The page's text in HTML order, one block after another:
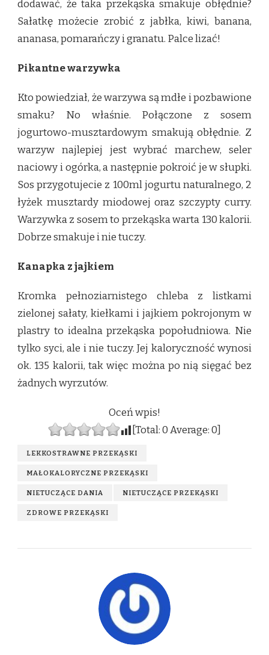
dodawać, że taka przekąska smakuje obłędnie?
Sałatkę możecie zrobić z jabłka, kiwi, banana,
ananasa, pomarańczy i granatu. Palce lizać!
Pikantne warzywka
Kto powiedział, że warzywa są mdłe i pozbawione
smaku? No właśnie. Połączone z sosem
jogurtowo-musztardowym smakują obłędnie. Z
warzyw najlepiej jest wybrać marchew, seler
naciowy i ogórka, a następnie pokroić je w słupki.
Sos przygotujecie z 100ml jogurtu naturalnego, 2
łyżek musztardy miodowej oraz szczypty curry.
Warzywka z sosem to przekąska warta 130 kalorii.
Dobrze smakuje i nie tuczy.
Kanapka z jajkiem
Kromka pełnoziarnistego chleba z listkami
zielonej sałaty, kiełkami i jajkiem pokrojonym w
plastry to idealna przekąska popołudniowa. Nie
tylko syci, ale i nie tuczy. Jej kaloryczność wynosi
ok. 135 kalorii, tak więc można po nią sięgać bez
żadnych wyrzutów.
Oceń wpis!
[Total:0Average:0]
LEKKOSTRAWNE PRZEKĄSKI
MAŁOKALORYCZNE PRZEKĄSKI
NIETUCZĄCE DANIA NIETUCZĄCE PRZEKĄSKI
ZDROWE PRZEKĄSKI